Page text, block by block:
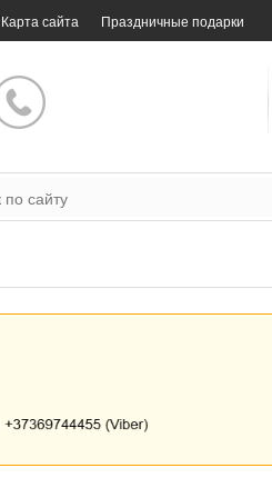
Карта сайта Праздничные подарки